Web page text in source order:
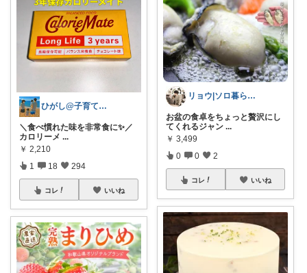
ひがし@子育て夫婦の役立ちアイテム
＼食べ慣れた味を非常食に✨／
カロリーメ ...
￥ 2,210
1 18 294
コレ いいね
リョウ|ソロ暮らし帖
お盆の食卓をちょっと贅沢にし
てくれるジャン ...
￥ 3,499
0 0 2
コレ いいね